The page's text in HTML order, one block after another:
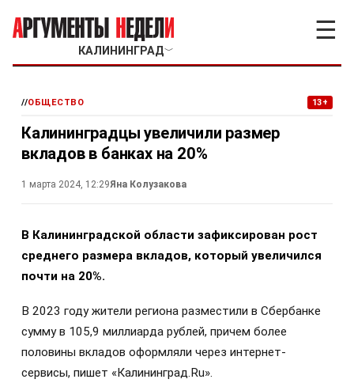
КАЛИНИНГРАД﹀
☰
//ОБЩЕСТВО 13+
Калининградцы увеличили размер
вкладов в банках на 20%
1 марта 2024, 12:29Яна Колузакова
В Калининградской области зафиксирован рост
среднего размера вкладов, который увеличился
почти на 20%.
В 2023 году жители региона разместили в Сбербанке
сумму в 105,9 миллиарда рублей, причем более
половины вкладов оформляли через интернет-
сервисы, пишет «Калининград.Ru».